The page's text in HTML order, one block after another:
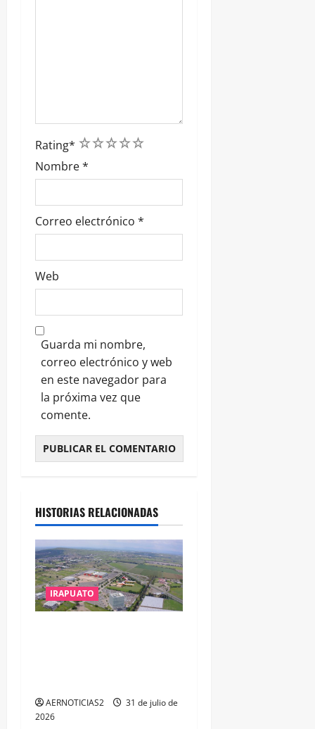
Rating* 5
4
3
2
1
Nombre*
Correo electrónico *
Web
Guarda mi nombre,
correo electrónico y web
en este navegador para
la próxima vez que
comente.
HISTORIAS RELACIONADAS
IRAPUATO
AERNOTICIAS2
31 de julio de
2026